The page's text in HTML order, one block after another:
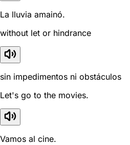
La lluvia amainó.
without let or hindrance
sin impedimentos ni obstáculos
Let's go to the movies.
Vamos al cine.